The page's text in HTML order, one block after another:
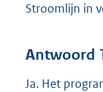
Stroomlijn in
Antwoord
Ja. Het